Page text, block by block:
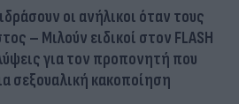
οι ανήλικοι όταν τους
– Μιλούν ειδικοί στον FLASH
για τον προπονητή που
σεξουαλική κακοποίηση